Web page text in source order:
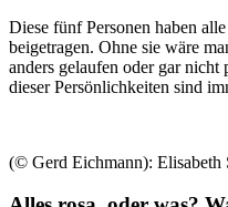
Diese fünf Personen haben
beigetragen. Ohne sie wäre
anders gelaufen oder gar
dieser Persönlichkeiten sind
(© Gerd Eichmann): Elisabeth